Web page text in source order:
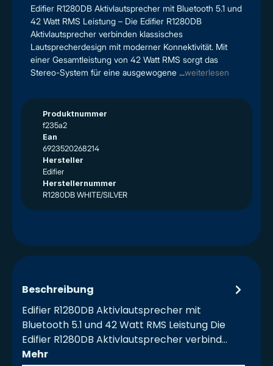
Edifier R1280DB Aktivlautsprecher mit Bluetooth 5.1 und
42 Watt RMS Leistung – Die Edifier R1280DB
Aktivlautsprecher verbinden klassisches
Lautsprecherdesign mit moderner Konnektivität. Mit
einer Gesamtleistung von 42 Watt RMS sorgt das
Stereo-System für eine ausgewogene ...weiterlesen
Produktnummer
f235a2
Ean
6923520268214
Hersteller
Edifier
Herstellernummer
R1280DB WHITE/SILVER
Beschreibung
Edifier R1280DB Aktivlautsprecher mit
Bluetooth 5.1 und 42 Watt RMS Leistung Die
Edifier R1280DB Aktivlautsprecher verbind…
Mehr